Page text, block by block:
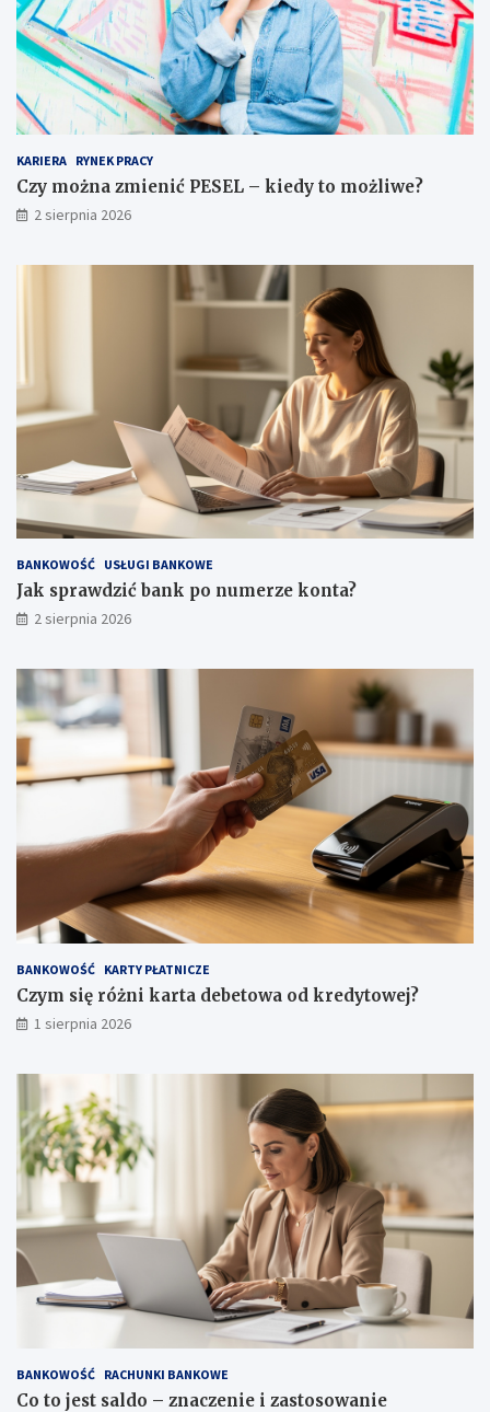
KARIERA RYNEK PRACY
Czy można zmienić PESEL – kiedy to możliwe?
2 sierpnia 2026
BANKOWOŚĆ USŁUGI BANKOWE
Jak sprawdzić bank po numerze konta?
2 sierpnia 2026
BANKOWOŚĆ KARTY PŁATNICZE
Czym się różni karta debetowa od kredytowej?
1 sierpnia 2026
BANKOWOŚĆ RACHUNKI BANKOWE
Co to jest saldo – znaczenie i zastosowanie